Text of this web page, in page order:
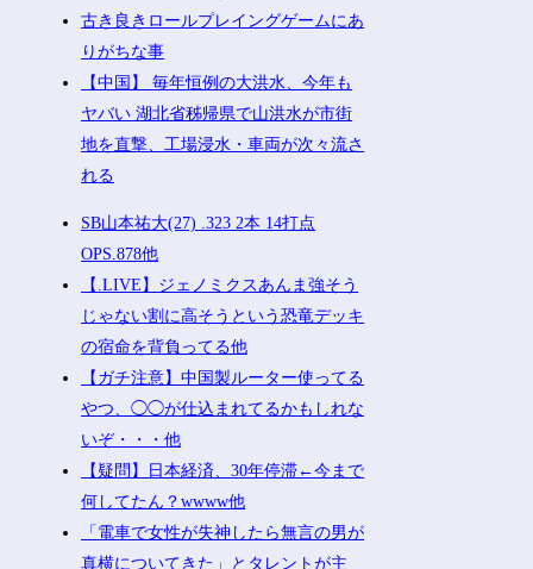
古き良きロールプレイングゲームにあ
りがちな事
【中国】 毎年恒例の大洪水、今年も
ヤバい 湖北省秭帰県で山洪水が市街
地を直撃、工場浸水・車両が次々流さ
れる
SB山本祐大(27) .323 2本 14打点
OPS.878他
【.LIVE】ジェノミクスあんま強そう
じゃない割に高そうという恐竜デッキ
の宿命を背負ってる他
【ガチ注意】中国製ルーター使ってる
やつ、◯◯が仕込まれてるかもしれな
いぞ・・・他
【疑問】日本経済、30年停滞←今まで
何してたん？wwww他
「電車で女性が失神したら無言の男が
真横についてきた」とタレントが主